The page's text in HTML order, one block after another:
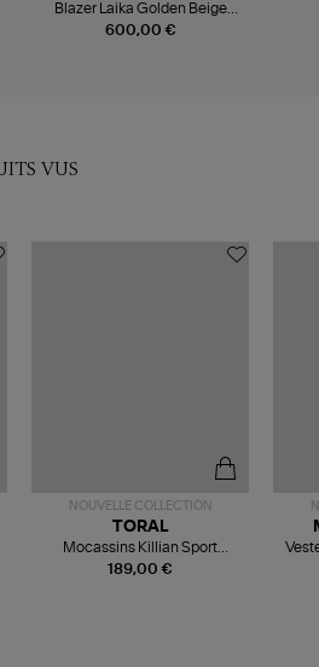
600,00 €
Blazer Laika Golden Beige
Leopard
VUS
NOUVELLE COLLECTION
189,00 €
TORAL
Mocassins Killian Sport
Mousse